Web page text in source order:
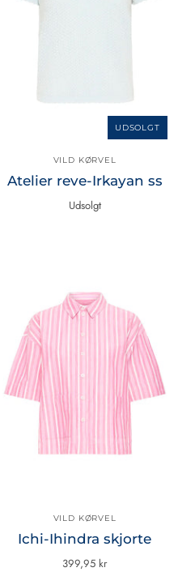
UDSOLGT
VILD KØRVEL
Atelier reve-Irkayan ss
Udsolgt
VILD KØRVEL
Ichi-Ihindra skjorte
399,95 kr